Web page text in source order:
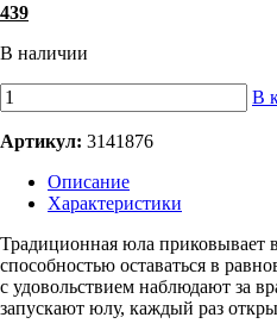
439
В наличии
В
Артикул: 3141876
Описание
Характеристики
Традиционная юла приковывает
способностью оставаться в
с удовольствием наблюдают за
запускают юлу, каждый раз